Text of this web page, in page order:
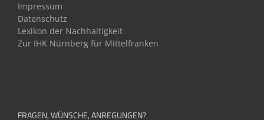
Impressum
Datenschutz
Lexikon der Nachhaltigkeit
Zur IHK Nürnberg für Mittelfranken
FRAGEN, WÜNSCHE, ANREGUNGEN?